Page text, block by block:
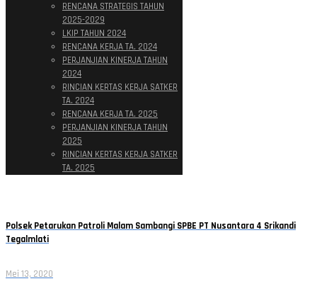
RENCANA STRATEGIS TAHUN
2025-2029
LKIP TAHUN 2024
RENCANA KERJA TA. 2024
PERJANJIAN KINERJA TAHUN
2024
RINCIAN KERTAS KERJA SATKER
TA. 2024
RENCANA KERJA TA. 2025
PERJANJIAN KINERJA TAHUN
2025
RINCIAN KERTAS KERJA SATKER
TA. 2025
Polsek Petarukan Patroli Malam Sambangi SPBE PT Nusantara 4 Srikandi
Tegalmlati
Mei 13, 2020